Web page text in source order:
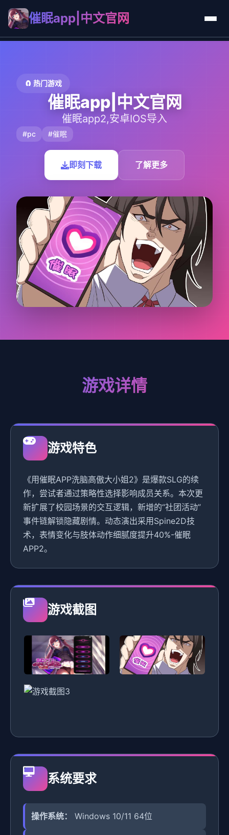
催眠app|中文官网
🧲 热门游戏
催眠app|中文官网
催眠app2,安卓IOS导入
#pc #催眠
即刻下载 了解更多
游戏详情
游戏特色
《用催眠APP洗脑高傲大小姐2》是爆款SLG的续
作，尝试者通过策略性选择影响成员关系。本次更
新扩展了校园场景的交互逻辑，新增的“社团活动”
事件链解锁隐藏剧情。动态演出采用Spine2D技
术，表情变化与肢体动作细腻度提升40%-催眠
APP2。
游戏截图
系统要求
操作系统： Windows 10/11 64位